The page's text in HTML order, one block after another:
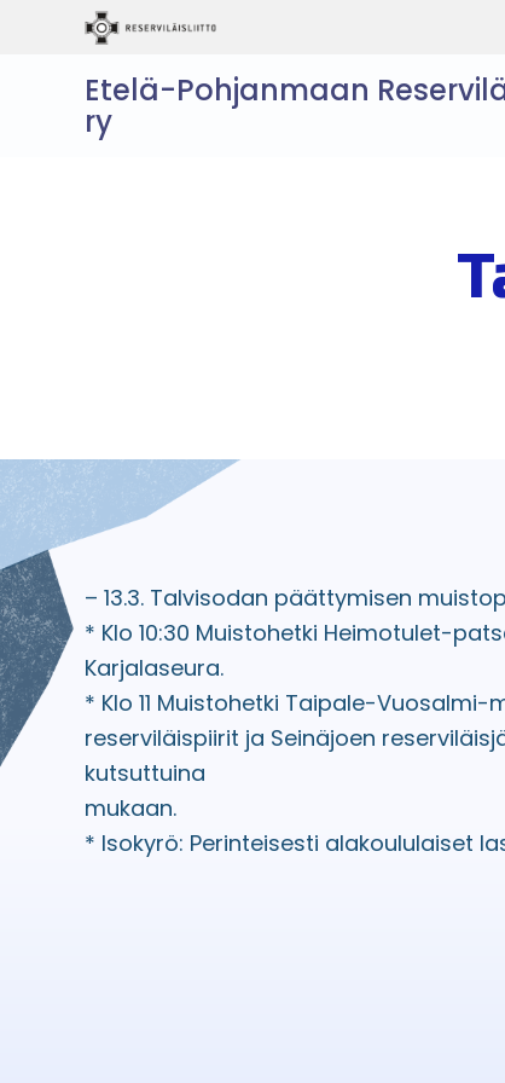
Etelä-Pohjanmaan
ry
– 13.3. Talvisodan päättymisen
* Klo 10:30 Muistohetki Heimotulet-
Karjalaseura.
* Klo 11 Muistohetki Taipale-
reserviläispiirit ja Seinäjoen
kutsuttuina
mukaan.
* Isokyrö: Perinteisesti alakoululaiset